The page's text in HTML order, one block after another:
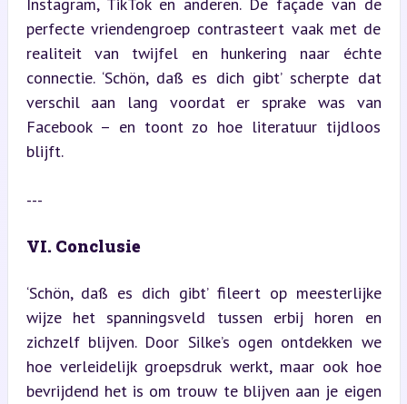
perfecte vriendengroep contrasteert vaak met de
realiteit van twijfel en hunkering naar échte
connectie. ‘Schön, daß es dich gibt’ scherpte dat
verschil aan lang voordat er sprake was van
Facebook – en toont zo hoe literatuur tijdloos
blijft.
---
VI. Conclusie
‘Schön, daß es dich gibt’ fileert op meesterlijke
wijze het spanningsveld tussen erbij horen en
zichzelf blijven. Door Silke’s ogen ontdekken we
hoe verleidelijk groepsdruk werkt, maar ook hoe
bevrijdend het is om trouw te blijven aan je eigen